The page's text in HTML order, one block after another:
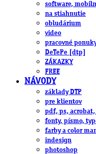
software,
na stiahnutie
obludárium
video
pracovné
DeTePe [dtp]
ZÁKAZKY
FREE
NÁVODY
základy DTP
pre klientov
pdf, ps,
fonty, písmo,
farby a color
indesign
photoshop